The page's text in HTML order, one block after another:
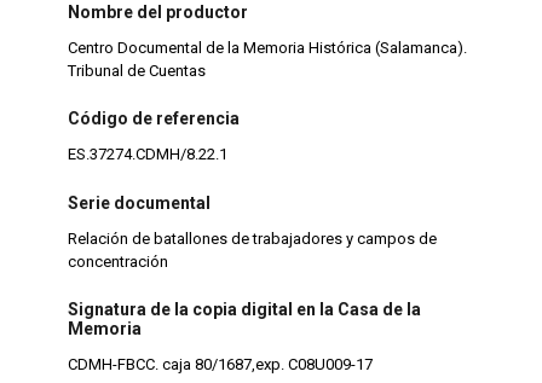
Nombre del productor
Centro Documental de la Memoria Histórica (Salamanca).
Tribunal de Cuentas
Código de referencia
ES.37274.CDMH/8.22.1
Serie documental
Relación de batallones de trabajadores y campos de
concentración
Signatura de la copia digital en la Casa de la
Memoria
CDMH-FBCC. caja 80/1687,exp. C08U009-17